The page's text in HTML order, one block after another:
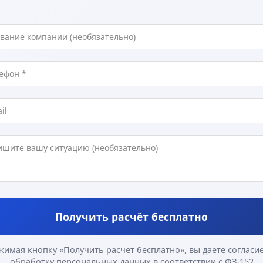
Получить расчёт бесплатно
кнопку «Получить расчёт бесплатно», вы даете